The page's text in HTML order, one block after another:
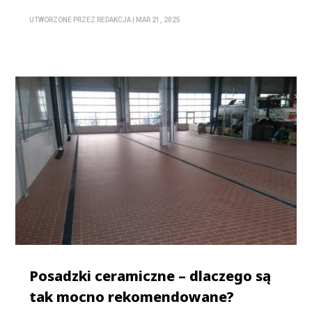
UTWORZONE PRZEZ REDAKCJA MAR 21, 2025
Posadzki ceramiczne – dlaczego są
tak mocno rekomendowane?